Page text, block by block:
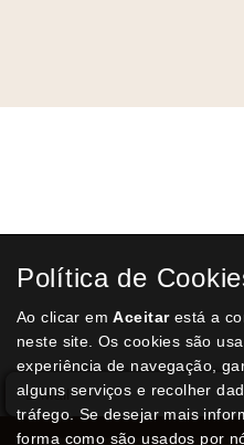
oportunidades que
Política de
Ao clicar emAceitarestá a
neste site. Os cookies são
experiência de navegação,
alguns serviços e recolher
tráfego. Se desejar mais
forma como são usados por